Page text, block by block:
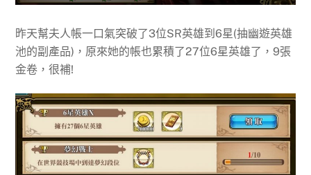
昨天幫夫人帳一口氣突破了3位SR英雄到6星(抽幽遊英雄
池的副產品)，原來她的帳也累積了27位6星英雄了，9張
金卷，很補!